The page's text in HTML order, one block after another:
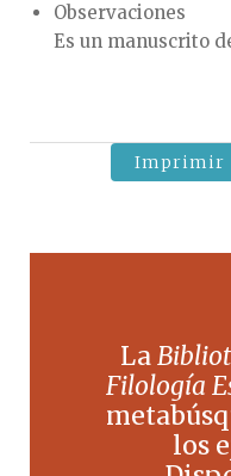
Observaciones
Es un manuscrito
Imprimir
La
Filología
los